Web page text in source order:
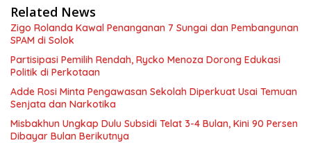
Related News
Zigo Rolanda Kawal Penanganan 7 Sungai dan Pembangunan
SPAM di Solok
Partisipasi Pemilih Rendah, Rycko Menoza Dorong Edukasi
Politik di Perkotaan
Adde Rosi Minta Pengawasan Sekolah Diperkuat Usai Temuan
Senjata dan Narkotika
Misbakhun Ungkap Dulu Subsidi Telat 3-4 Bulan, Kini 90 Persen
Dibayar Bulan Berikutnya